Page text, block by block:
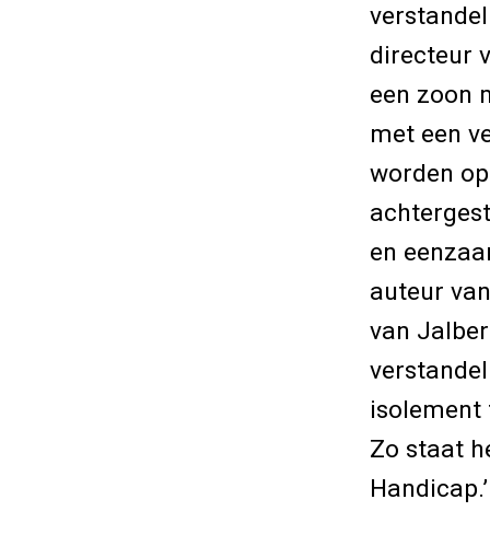
directeur
een zoon
met een
worden
en
auteur
van
isolement
Zo staat
Handicap.’